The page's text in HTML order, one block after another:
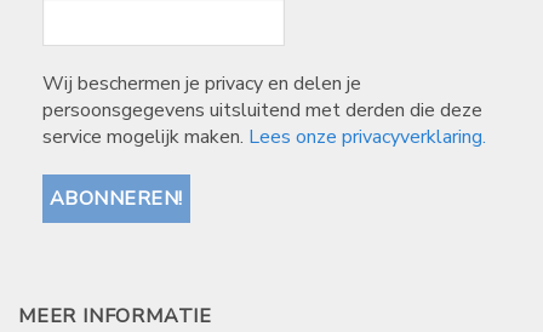
Wij beschermen je privacy en delen je
persoonsgegevens uitsluitend met derden die deze
service mogelijk maken. Lees onze privacyverklaring.
MEER INFORMATIE